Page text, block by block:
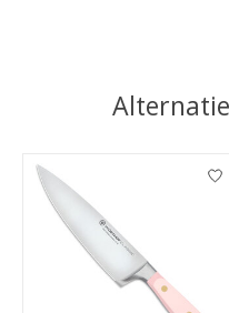
Items van